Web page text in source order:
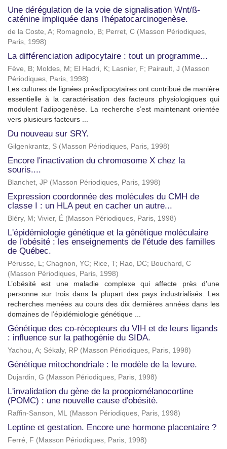
Une dérégulation de la voie de signalisation Wnt/ß-
caténine impliquée dans l'hépatocarcinogenèse.
de la Coste, A; Romagnolo, B; Perret, C (Masson Périodiques,
Paris, 1998)
La différenciation adipocytaire : tout un programme...
Fève, B; Moldes, M ; El Hadri, K; Lasnier, F; Pairault, J (Masson
Périodiques, Paris, 1998)
Les cultures de lignées préadipocytaires ont contribué de manière
essentielle à la caractérisation des facteurs physiologiques qui
modulent l’adipogenèse. La recherche s’est maintenant orientée
vers plusieurs facteurs ...
Du nouveau sur SRY.
Gilgenkrantz, S (Masson Périodiques, Paris, 1998)
Encore l'inactivation du chromosome X chez la
souris....
Blanchet, JP (Masson Périodiques, Paris, 1998)
Expression coordonnée des molécules du CMH de
classe I : un HLA peut en cacher un autre...
Bléry, M ; Vivier, É (Masson Périodiques, Paris, 1998)
L'épidémiologie génétique et la génétique moléculaire
de l'obésité : les enseignements de l'étude des familles
de Québec.
Pérusse, L; Chagnon, YC; Rice, T; Rao, DC; Bouchard, C
(Masson Périodiques, Paris, 1998)
L’obésité est une maladie complexe qui affecte près d’une
personne sur trois dans la plupart des pays industrialisés. Les
recherches menées au cours des dix dernières années dans les
domaines de l’épidémiologie génétique ...
Génétique des co-récepteurs du VIH et de leurs ligands
: influence sur la pathogénie du SIDA.
Yachou, A; Sékaly, RP (Masson Périodiques, Paris, 1998)
Génétique mitochondriale : le modèle de la levure.
Dujardin, G (Masson Périodiques, Paris, 1998)
L'invalidation du gène de la proopiomélanocortine
(POMC) : une nouvelle cause d'obésité.
Raffin-Sanson, ML (Masson Périodiques, Paris, 1998)
Leptine et gestation. Encore une hormone placentaire ?
Ferré, F (Masson Périodiques, Paris, 1998)